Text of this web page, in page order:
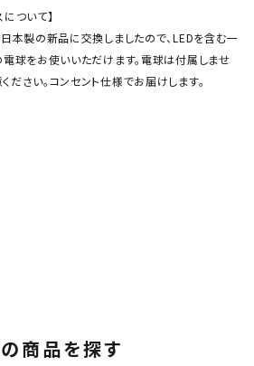
について】
本製の新品に交換しましたので、LEDを含む一
球をお使いいただけます。電球は付属しませ
ださい。コンセント仕様でお届けします。
商品を探す